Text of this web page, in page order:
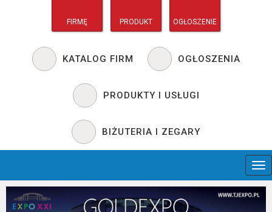
FIRMĘ PRODUKT OGŁOSZENIE
KATALOG FIRM OGŁOSZENIA
PRODUKTY I USŁUGI
BIŻUTERIA I ZEGARY